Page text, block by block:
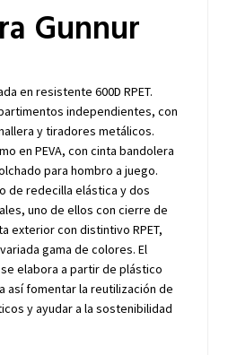
Gunnur
en resistente 600D RPET.
independientes, con
y tiradores metálicos.
en PEVA, con cinta bandolera
para hombro a juego.
de redecilla elástica y dos
uno de ellos con cierre de
exterior con distintivo RPET,
gama de colores. El
se elabora a partir de plástico
así fomentar la reutilización de
y ayudar a la sostenibilidad